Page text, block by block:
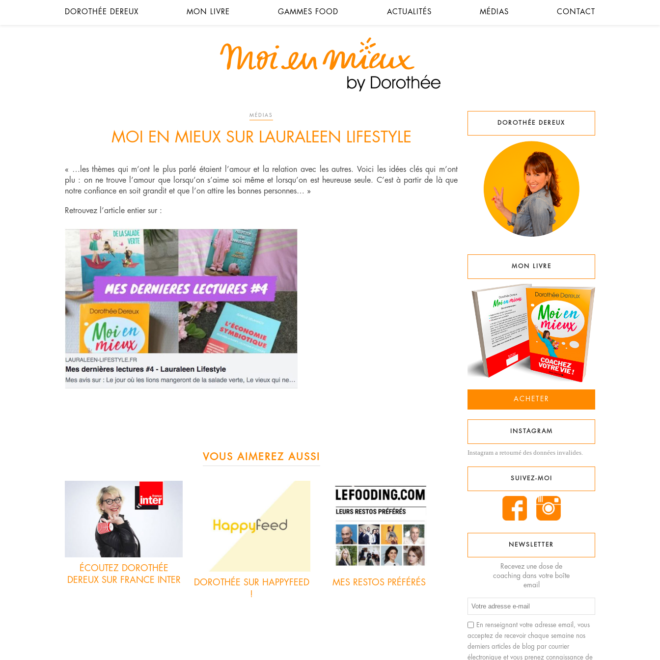
DOROTHÉE DEREUX MON LIVRE GAMMES FOOD ACTUALITÉS MÉDIAS CONTACT
MÉDIAS
MOI EN MIEUX SUR LAURALEEN LIFESTYLE
« …les thèmes qui m’ont le plus parlé étaient l’amour et la relation avec les autres. Voici les idées clés qui m’ont
plu : on ne trouve l’amour que lorsqu’on s’aime soi même et lorsqu’on est heureuse seule. C’est à partir de là que
notre confiance en soit grandit et que l’on attire les bonnes personnes… »
Retrouvez l’article entier sur :
VOUS AIMEREZ AUSSI
ÉCOUTEZ DOROTHÉE
DEREUX SUR FRANCE INTER
DOROTHÉE SUR HAPPYFEED
!
MES RESTOS PRÉFÉRÉS
DOROTHÉE DEREUX
MON LIVRE
ACHETER
INSTAGRAM
Instagram a retourné des données invalides.
SUIVEZ-MOI
NEWSLETTER
Recevez une dose de
coaching dans votre boîte
email
En renseignant votre adresse email, vous
acceptez de recevoir chaque semaine nos
derniers articles de blog par courrier
électronique et vous prenez connaissance de